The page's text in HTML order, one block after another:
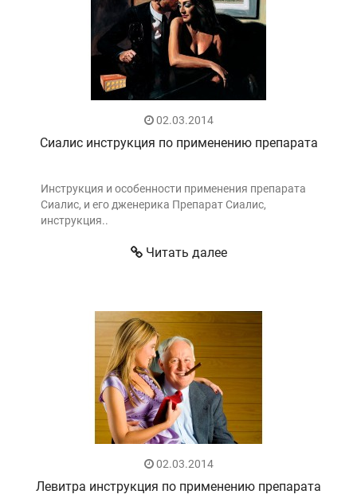
02.03.2014
Сиалис инструкция по применению препарата
Инструкция и особенности применения препарата
Сиалис, и его дженерика Препарат Сиалис,
инструкция..
Читать далее
02.03.2014
Левитра инструкция по применению препарата